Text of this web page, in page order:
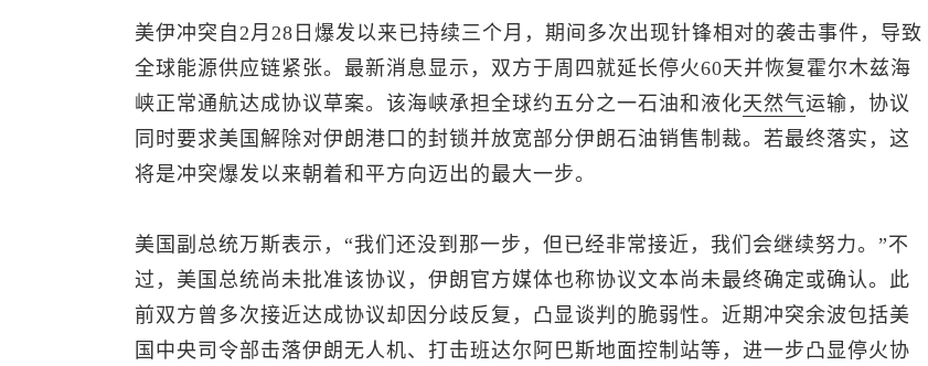
美伊冲突自2月28日爆发以来已持续三个月，期间多次出现针锋相对的袭击事件，导致
全球能源供应链紧张。最新消息显示，双方于周四就延长停火60天并恢复霍尔木兹海
峡正常通航达成协议草案。该海峡承担全球约五分之一石油和液化天然气运输，协议
同时要求美国解除对伊朗港口的封锁并放宽部分伊朗石油销售制裁。若最终落实，这
将是冲突爆发以来朝着和平方向迈出的最大一步。
美国副总统万斯表示，“我们还没到那一步，但已经非常接近，我们会继续努力。”不
过，美国总统尚未批准该协议，伊朗官方媒体也称协议文本尚未最终确定或确认。此
前双方曾多次接近达成协议却因分歧反复，凸显谈判的脆弱性。近期冲突余波包括美
国中央司令部击落伊朗无人机、打击班达尔阿巴斯地面控制站等，进一步凸显停火协